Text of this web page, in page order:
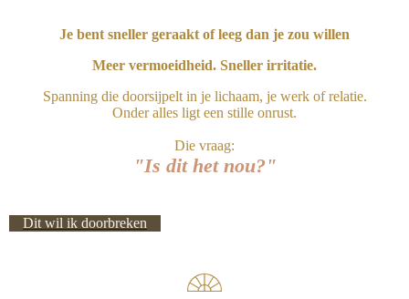
Je bent sneller geraakt of leeg dan je zou willen
Meer vermoeidheid. Sneller irritatie.
Spanning die doorsijpelt in je lichaam, je werk of relatie.
Onder alles ligt een stille onrust.
Die vraag:
"Is dit het nou?"
Dit wil ik doorbreken